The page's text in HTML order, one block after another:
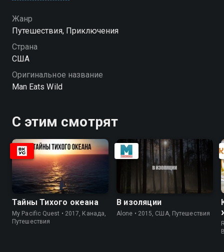
Посмотреть онлайн 1 сезон сериала Человек. Еда.
Охота вы можете совершенно бесплатно в
хорошем HD качестве на Смотрёшке
Жанр
Путешествия, Приключения
Страна
США
Оригинальное название
Man Eats Wild
С этим смотрят
Тайны Тихого океана
My Pacific Quest • 2017, Канада,
Путешествия
В изоляции
Alone • 2015, США, Путешествия